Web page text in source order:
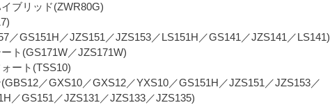
ブリッド(ZWR80G)
／GS151H／JZS151／JZS153／LS151H／GS141／JZS141／LS141)
ト(GS171W／JZS171W)
ート(TSS10)
／GXS10／GXS12／YXS10／GS151H／JZS151／JZS153／
／GS151／JZS131／JZS133／JZS135)